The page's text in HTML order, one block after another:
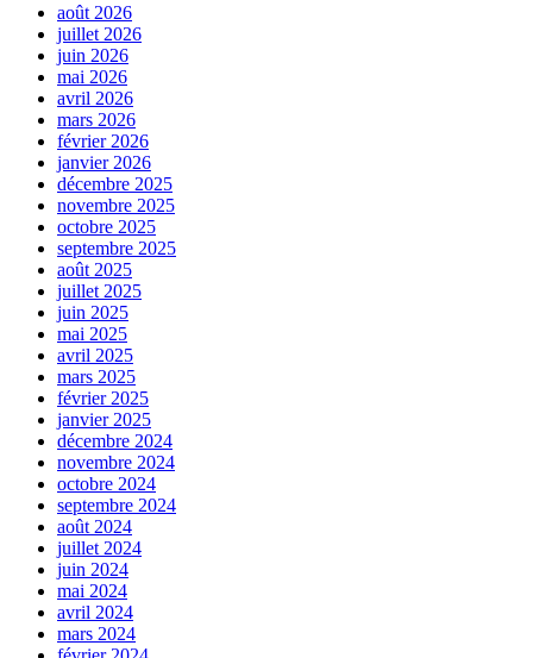
août 2026
juillet 2026
juin 2026
mai 2026
avril 2026
mars 2026
février 2026
janvier 2026
décembre 2025
novembre 2025
octobre 2025
septembre 2025
août 2025
juillet 2025
juin 2025
mai 2025
avril 2025
mars 2025
février 2025
janvier 2025
décembre 2024
novembre 2024
octobre 2024
septembre 2024
août 2024
juillet 2024
juin 2024
mai 2024
avril 2024
mars 2024